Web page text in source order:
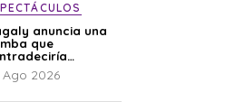
anuncia una
que
de La
Luz: “Hay un
Ago 2026